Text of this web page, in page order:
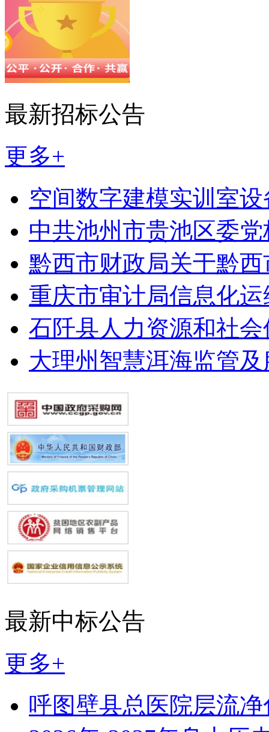
最新招标公告
更多+
空间数字建模实训室
中共池州市贵池区委党
黔西市财政局关于黔
重庆市审计局信息化
石阡县人力资源和社
大理州智慧洱海监管
最新中标公告
更多+
呼图壁县总医院层流